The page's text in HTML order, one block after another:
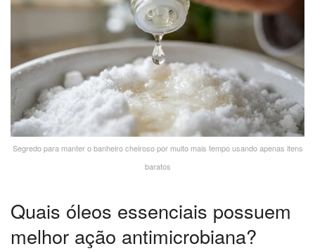
Segredo para manter o banheiro cheiroso por muito mais tempo usando apenas itens
baratos
Quais óleos essenciais possuem
melhor ação antimicrobiana?